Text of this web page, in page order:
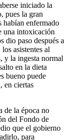
iniciado la
pues la gran
habían enfermado
una intoxicación
dio paso después a
asis­tentes al
y la ingesta normal
en la dieta
bueno puede
en ciertas
de la época no
del Fondo de
que el gobierno
para